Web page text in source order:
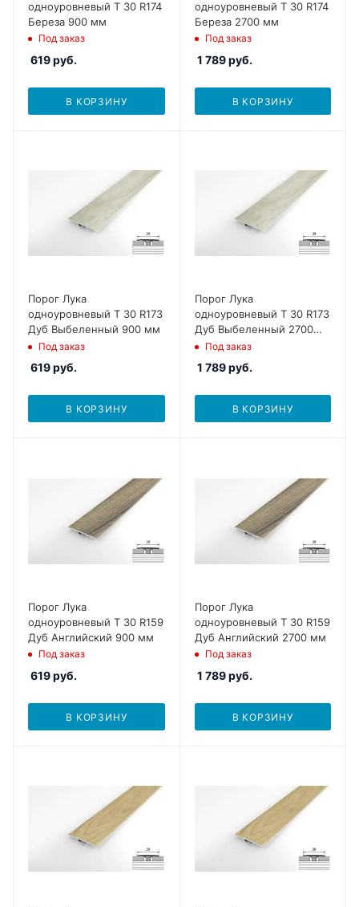
одноуровневый Т 30 R174
Береза 900 мм
Под заказ
619руб.
В КОРЗИНУ
одноуровневый Т 30 R174
Береза 2700 мм
Под заказ
1 789руб.
В КОРЗИНУ
Порог Лука
одноуровневый Т 30 R173
Дуб Выбеленный 900 мм
Под заказ
619руб.
В КОРЗИНУ
Порог Лука
одноуровневый Т 30 R173
Дуб Выбеленный 2700
ммПод заказ
1 789руб.
В КОРЗИНУ
Порог Лука
одноуровневый Т 30 R159
Дуб Английский 900 мм
Под заказ
619руб.
В КОРЗИНУ
Порог Лука
одноуровневый Т 30 R159
Дуб Английский 2700 мм
Под заказ
1 789руб.
В КОРЗИНУ